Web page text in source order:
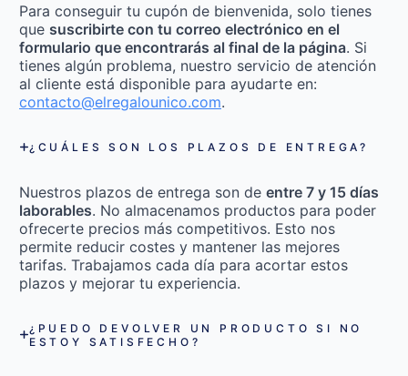
Para conseguir tu cupón de bienvenida, solo tienes
que suscribirte con tu correo electrónico en el
formulario que encontrarás al final de la página. Si
tienes algún problema, nuestro servicio de atención
al cliente está disponible para ayudarte en:
contacto@elregalounico.com.
¿CUÁLES SON LOS PLAZOS DE ENTREGA?
Nuestros plazos de entrega son de entre 7 y 15 días
laborables. No almacenamos productos para poder
ofrecerte precios más competitivos. Esto nos
permite reducir costes y mantener las mejores
tarifas. Trabajamos cada día para acortar estos
plazos y mejorar tu experiencia.
¿PUEDO DEVOLVER UN PRODUCTO SI NO
ESTOY SATISFECHO?